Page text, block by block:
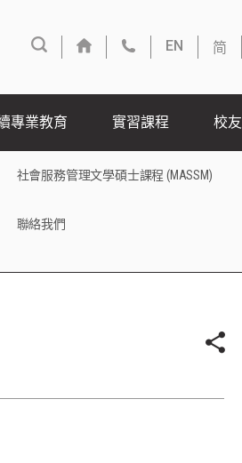
EN 简
社會服務管理文學碩士課程 (MASSM)
聯絡我們
專業教育 實習課程 校友